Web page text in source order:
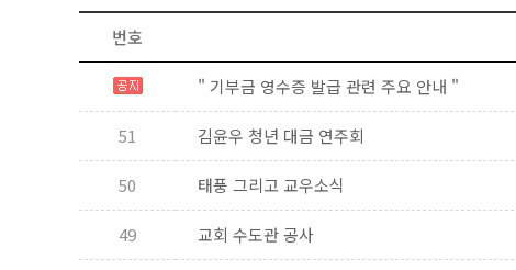
번호
" 기부금 영수증 발급 관련 주요 안내 "
51 김윤우 청년 대금 연주회
50 태풍 그리고 교우소식
49 교회 수도관 공사